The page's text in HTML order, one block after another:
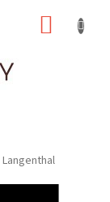
Langenthal